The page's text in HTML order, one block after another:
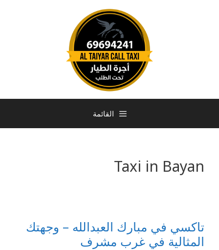
القائمة
Taxi in Bayan
تاكسي في مبارك العبدالله – وجهتك
المثالية في غرب مشرف